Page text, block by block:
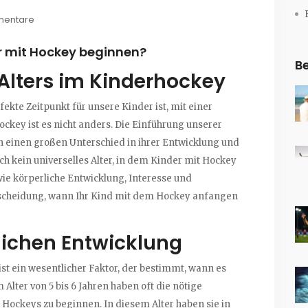
Hockey beginnen?
im Kinderhockey
Zeitpunkt für unsere Kinder ist, mit einer
ist es nicht anders. Die Einführung unserer
großen Unterschied in ihrer Entwicklung und
kein universelles Alter, in dem Kinder mit Hockey
körperliche Entwicklung, Interesse und
wann Ihr Kind mit dem Hockey anfangen
Entwicklung
ein wesentlicher Faktor, der bestimmt, wann es
von 5 bis 6 Jahren haben oft die nötige
zu beginnen. In diesem Alter haben sie in